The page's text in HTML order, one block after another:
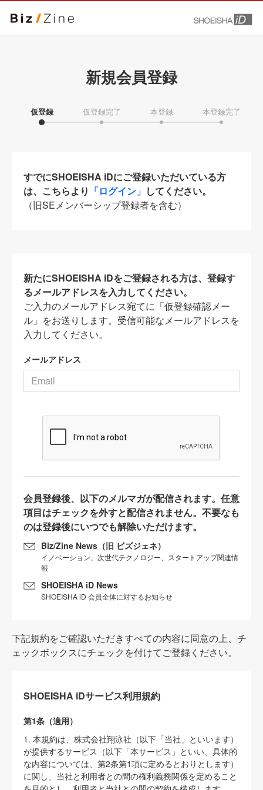
新規会員登録
仮登録 仮登録完了 本登録 本登録完了
すでにSHOEISHA iDにご登録いただいている方
は、こちらより 「ログイン」 してください。
（旧SEメンバーシップ登録者を含む）
新たにSHOEISHA iDをご登録される方は、登録す
るメールアドレスを入力してください。
ご入力のメールアドレス宛てに「仮登録確認メー
ル」をお送りします。受信可能なメールアドレスを
入力してください。
メールアドレス
会員登録後、以下のメルマガが配信されます。任意
項目はチェックを外すと配信されません。不要なも
のは登録後にいつでも解除いただけます。
Biz/Zine News（旧 ビズジェネ）
イノベーション、次世代テクノロジー、スタートアップ関連情
報
SHOEISHA iD News
SHOEISHA iD 会員全体に対するお知らせ
下記規約をご確認いただきすべての内容に同意の上、チ
ェックボックスにチェックを付けてご登録ください。
SHOEISHA iDサービス利用規約
第1条（適用）
1. 本規約は、株式会社翔泳社（以下「当社」といいます）
が提供するサービス（以下「本サービス」といい、具体的
な内容については、第2条第1項に定めるとおりとします）
に関し、当社と利用者との間の権利義務関係を定めること